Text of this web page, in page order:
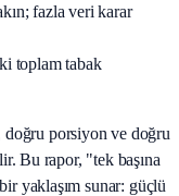
fazla veri karar
toplam tabak
doğru porsiyon ve doğru
Bu rapor, "tek başına
yaklaşım sunar: güçlü